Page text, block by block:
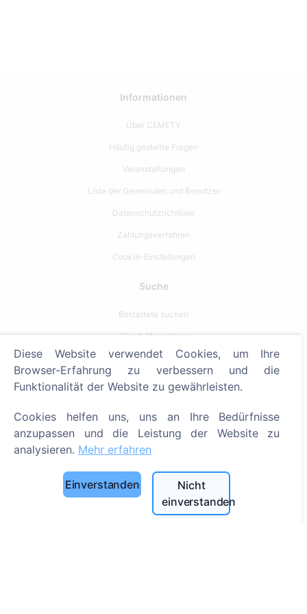
Informationen
Über CEMETY
Häufig gestellte Fragen
Veranstaltungen
Liste der Gemeinden und Benutzer
Datenschutzrichtlinie
Zahlungsverfahren
Cookie-Einstellungen
Suche
Bestattete suchen
Friedhöfe suchen
Dienstleistungen
SIA "CEMETY", LV40103618951
371 29144816
info@cemety.lv
Wir sind in ganz Deutschland tätig!
Diese Website verwendet Cookies, um Ihre
Browser-Erfahrung zu verbessern und die
Funktionalität der Website zu gewährleisten.
Cookies helfen uns, uns an Ihre Bedürfnisse
anzupassen und die Leistung der Website zu
analysieren. Mehr erfahren
Einverstanden
Nicht
einverstanden